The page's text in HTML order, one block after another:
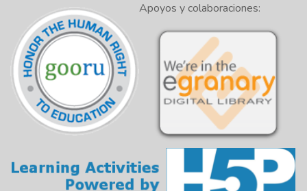
Apoyos y colaboraciones: